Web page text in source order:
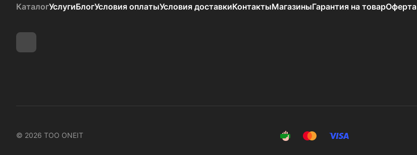
КаталогУслугиБлогУсловия оплатыУсловия доставкиКонтактыМагазиныГарантия на товарОферта
© 2026 ТОО ONEIT